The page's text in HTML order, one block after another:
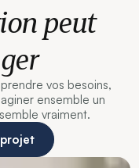
peut
vos besoins,
ensemble un
vraiment.